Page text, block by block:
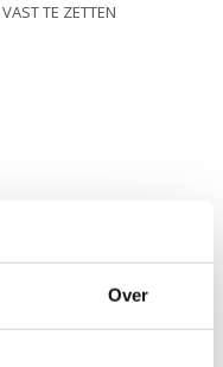
Over
TE ZETTEN